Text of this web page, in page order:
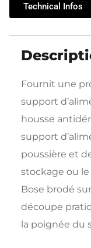
Technical Infos
Fournit une
support
housse
support
poussière et
stockage ou
Bose brodé
découpe
la poignée du